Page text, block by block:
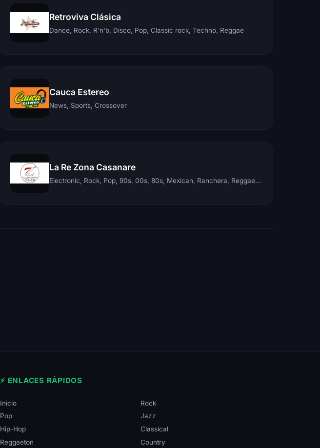
Retroviva Clásica
Dance, Rock, R'n'b, Disco, Pop, Classic rock, Techno, Reggae
Cauca Estereo
News, Sports, Crossover
La Re Zona Casanare
Electronic, Rock, Pop, 90s, 00s, 80s, Mexican, Ranchera, Reggaeton, Instrumental, Salsa, Merengue, Tropical, Romantic, Vallenato, Llanera
⚡ ENLACES RÁPIDOS
Inicio
Rock
Pop
Jazz
Hip-Hop
Classical
Reggaeton
Country